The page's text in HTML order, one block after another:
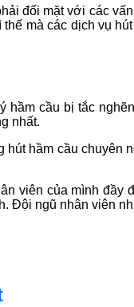
đối mặt với các
mà các dịch vụ
cầu bị tắc
nhất.
hầm cầu chuyên
viên của mình đầy
ngũ nhân viên